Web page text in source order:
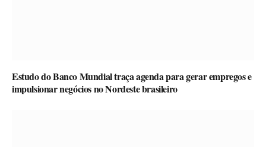
Estudo do Banco Mundial traça agenda para gerar empregos e
impulsionar negócios no Nordeste brasileiro